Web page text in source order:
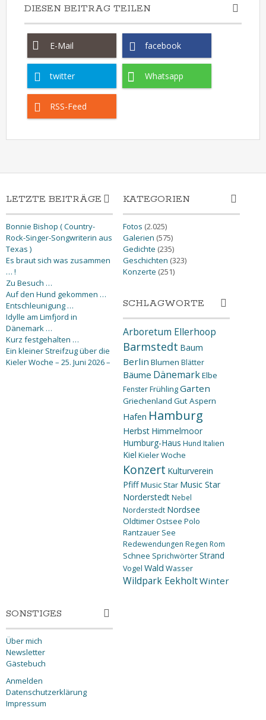
DIESEN BEITRAG TEILEN
E-Mail facebook
twitter Whatsapp
RSS-Feed
LETZTE BEITRÄGE
Bonnie Bishop ( Country-
Rock-Singer-Songwriterin aus
Texas )
Es braut sich was zusammen
… !
Zu Besuch …
Auf den Hund gekommen …
Entschleunigung …
Idylle am Limfjord in
Dänemark …
Kurz festgehalten …
Ein kleiner Streifzug über die
Kieler Woche – 25. Juni 2026 –
KATEGORIEN
Fotos (2.025)
Galerien (575)
Gedichte (235)
Geschichten (323)
Konzerte (251)
SCHLAGWORTE
Arboretum Ellerhoop
Barmstedt Baum
Berlin Blumen Blätter
Bäume DänemarkElbe
FensterFrühlingGarten
Griechenland Gut Aspern
Hafen Hamburg
Herbst Himmelmoor
Humburg-Haus Hund Italien
Kiel Kieler Woche
Konzert Kulturverein
PfiffMusic Star Music Star
Norderstedt Nebel
Norderstedt Nordsee
OldtimerOstsee Polo
Rantzauer See
Redewendungen Regen Rom
Schnee SprichwörterStrand
Vogel Wald Wasser
Wildpark EekholtWinter
SONSTIGES
Über mich
Newsletter
Gästebuch
Anmelden
Datenschutzerklärung
Impressum